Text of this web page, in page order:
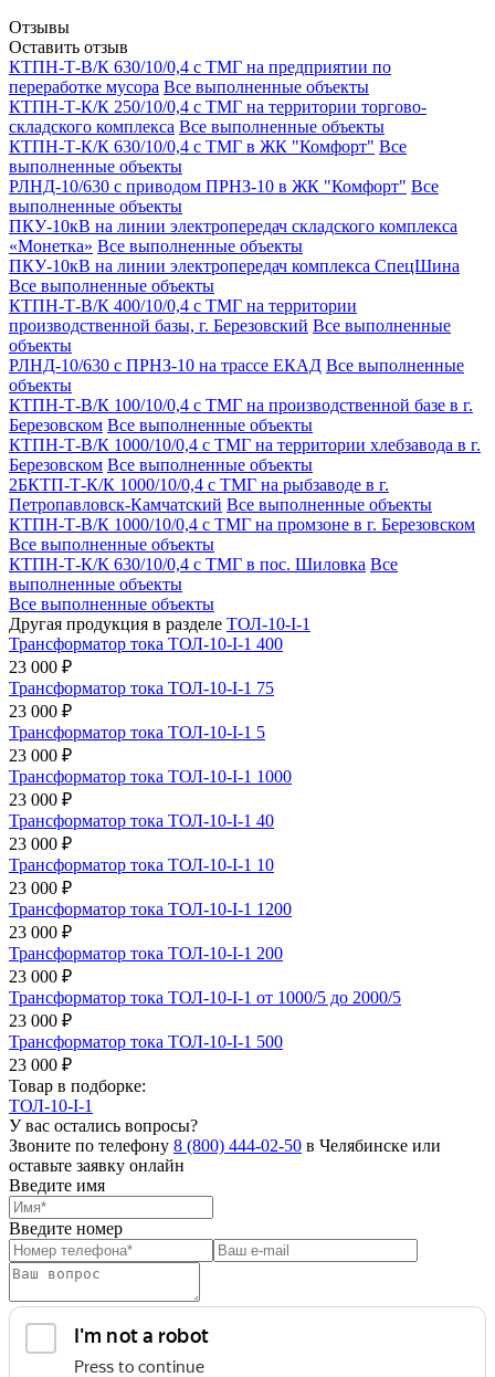
Отзывы
Оставить отзыв
КТПН-Т-В/К 630/10/0,4 с ТМГ на предприятии по
переработке мусора Все выполненные объекты
КТПН-Т-К/К 250/10/0,4 с ТМГ на территории торгово-
складского комплекса Все выполненные объекты
КТПН-Т-К/К 630/10/0,4 с ТМГ в ЖК "Комфорт" Все
выполненные объекты
РЛНД-10/630 с приводом ПРНЗ-10 в ЖК "Комфорт" Все
выполненные объекты
ПКУ-10кВ на линии электропередач складского комплекса
«Монетка» Все выполненные объекты
ПКУ-10кВ на линии электропередач комплекса СпецШина
Все выполненные объекты
КТПН-Т-В/К 400/10/0,4 с ТМГ на территории
производственной базы, г. Березовский Все выполненные
объекты
РЛНД-10/630 с ПРНЗ-10 на трассе ЕКАД Все выполненные
объекты
КТПН-Т-В/К 100/10/0,4 с ТМГ на производственной базе в г.
Березовском Все выполненные объекты
КТПН-Т-В/К 1000/10/0,4 с ТМГ на территории хлебзавода в г.
Березовском Все выполненные объекты
2БКТП-Т-К/К 1000/10/0,4 с ТМГ на рыбзаводе в г.
Петропавловск-Камчатский Все выполненные объекты
КТПН-Т-В/К 1000/10/0,4 с ТМГ на промзоне в г. Березовском
Все выполненные объекты
КТПН-Т-К/К 630/10/0,4 с ТМГ в пос. Шиловка Все
выполненные объекты
Все выполненные объекты
Другая продукция в разделе ТОЛ-10-I-1
Трансформатор тока ТОЛ-10-I-1 400
23 000 ₽
Трансформатор тока ТОЛ-10-I-1 75
23 000 ₽
Трансформатор тока ТОЛ-10-I-1 5
23 000 ₽
Трансформатор тока ТОЛ-10-I-1 1000
23 000 ₽
Трансформатор тока ТОЛ-10-I-1 40
23 000 ₽
Трансформатор тока ТОЛ-10-I-1 10
23 000 ₽
Трансформатор тока ТОЛ-10-I-1 1200
23 000 ₽
Трансформатор тока ТОЛ-10-I-1 200
23 000 ₽
Трансформатор тока ТОЛ-10-I-1 от 1000/5 до 2000/5
23 000 ₽
Трансформатор тока ТОЛ-10-I-1 500
23 000 ₽
Товар в подборке:
ТОЛ-10-I-1
У вас остались вопросы?
Звоните по телефону 8 (800) 444-02-50 в Челябинске или
оставьте заявку онлайн
Введите имя
Введите номер